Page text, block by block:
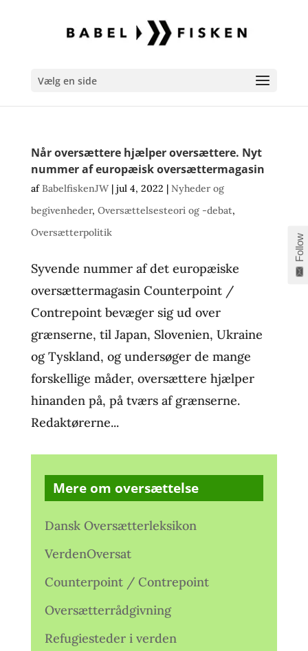
Vælg en side
Når oversættere hjælper oversættere. Nyt
nummer af europæisk oversættermagasin
afBabelfiskenJW| jul 4, 2022 | Nyheder og
begivenheder, Oversættelsesteori og -debat,
Oversætterpolitik
Syvende nummer af det europæiske
oversættermagasin Counterpoint /
Contrepoint bevæger sig ud over
grænserne, til Japan, Slovenien, Ukraine
og Tyskland, og undersøger de mange
forskellige måder, oversættere hjælper
hinanden på, på tværs af grænserne.
Redaktørerne...
Mere om oversættelse
Dansk Oversætterleksikon
VerdenOversat
Counterpoint / Contrepoint
Oversætterrådgivning
Refugiesteder i verden
Follow